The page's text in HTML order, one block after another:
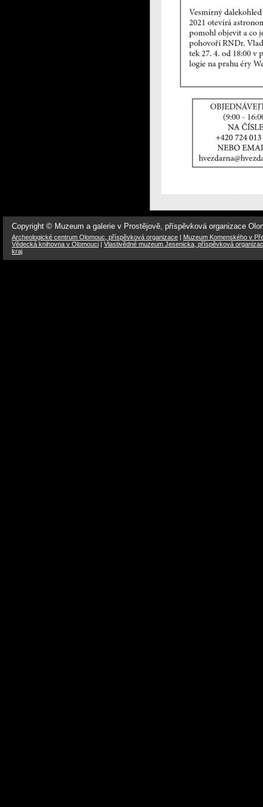
Copyright © Muzeum a galerie v Prostějově, příspěvková organizace
Archeologické centrum Olomouc, příspěvková organizace | Muzeum Komenského v
Vědecká knihovna v Olomouci | Vlastivědné muzeum Jesenicka, příspěvková
kraj